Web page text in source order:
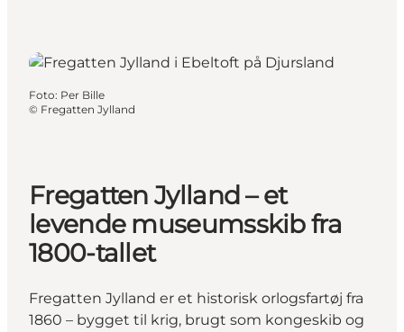
Foto: Per Bille
© Fregatten Jylland
Fregatten Jylland – et
levende museumsskib fra
1800-tallet
Fregatten Jylland er et historisk orlogsfartøj fra
1860 – bygget til krig, brugt som kongeskib og